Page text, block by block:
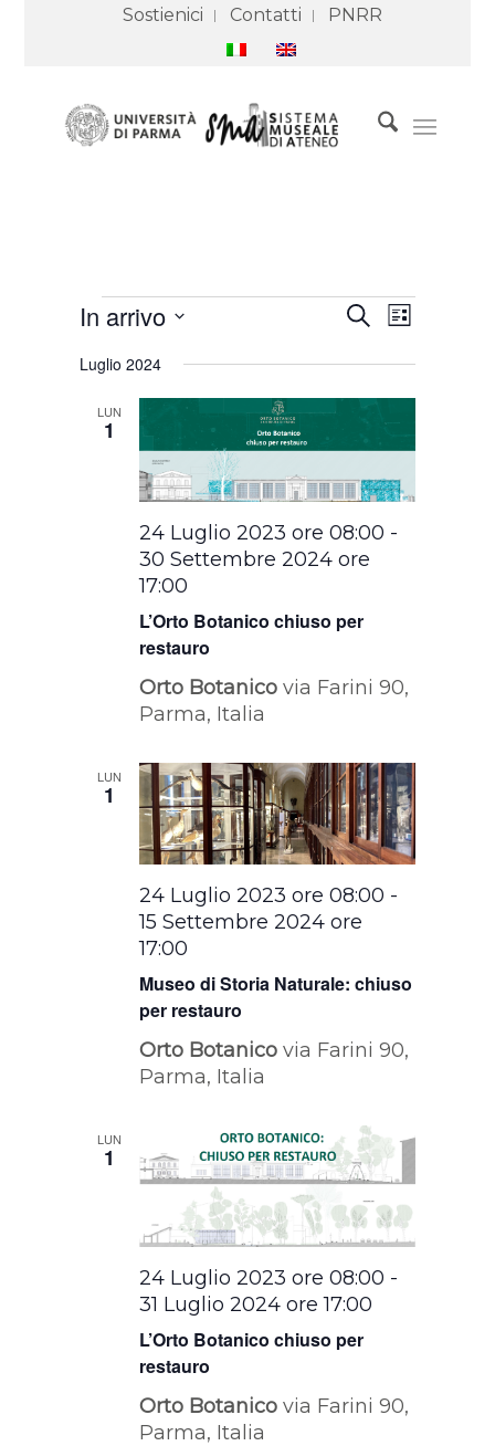
Sostienici Contatti PNRR
Eventi Eventi
Ricerca
Navigazione
CercaEvento
Viste
Lista
In arrivo
data.
Luglio 2024
LUN
1
L’Orto Botanico chiuso per
restauro
24 Luglio 2023 ore 08:00 -
30 Settembre 2024 ore
17:00
Orto Botanicovia Farini 90,
Parma, Italia
LUN
1
Museo di Storia Naturale: chiuso
per restauro
24 Luglio 2023 ore 08:00 -
15 Settembre 2024 ore
17:00
Orto Botanicovia Farini 90,
Parma, Italia
LUN
1
L’Orto Botanico chiuso per
restauro
24 Luglio 2023 ore 08:00 -
31 Luglio 2024 ore 17:00
Orto Botanicovia Farini 90,
Parma, Italia